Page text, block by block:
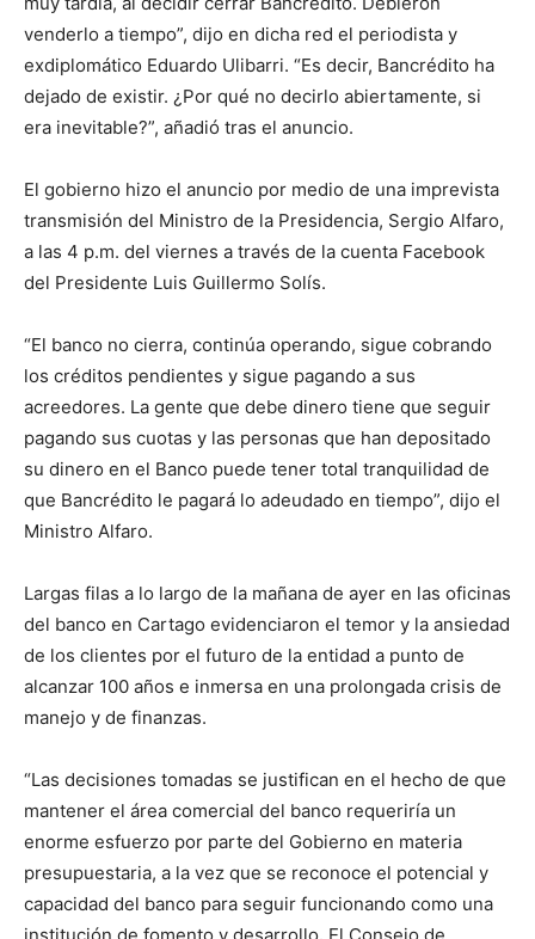
venderlo a tiempo”, dijo en dicha red el periodista y
exdiplomático Eduardo Ulibarri. “Es decir, Bancrédito ha
dejado de existir. ¿Por qué no decirlo abiertamente, si
era inevitable?”, añadió tras el anuncio.
El gobierno hizo el anuncio por medio de una imprevista
transmisión del Ministro de la Presidencia, Sergio Alfaro,
a las 4 p.m. del viernes a través de la cuenta Facebook
del Presidente Luis Guillermo Solís.
“El banco no cierra, continúa operando, sigue cobrando
los créditos pendientes y sigue pagando a sus
acreedores. La gente que debe dinero tiene que seguir
pagando sus cuotas y las personas que han depositado
su dinero en el Banco puede tener total tranquilidad de
que Bancrédito le pagará lo adeudado en tiempo”, dijo el
Ministro Alfaro.
Largas filas a lo largo de la mañana de ayer en las oficinas
del banco en Cartago evidenciaron el temor y la ansiedad
de los clientes por el futuro de la entidad a punto de
alcanzar 100 años e inmersa en una prolongada crisis de
manejo y de finanzas.
“Las decisiones tomadas se justifican en el hecho de que
mantener el área comercial del banco requeriría un
enorme esfuerzo por parte del Gobierno en materia
presupuestaria, a la vez que se reconoce el potencial y
capacidad del banco para seguir funcionando como una